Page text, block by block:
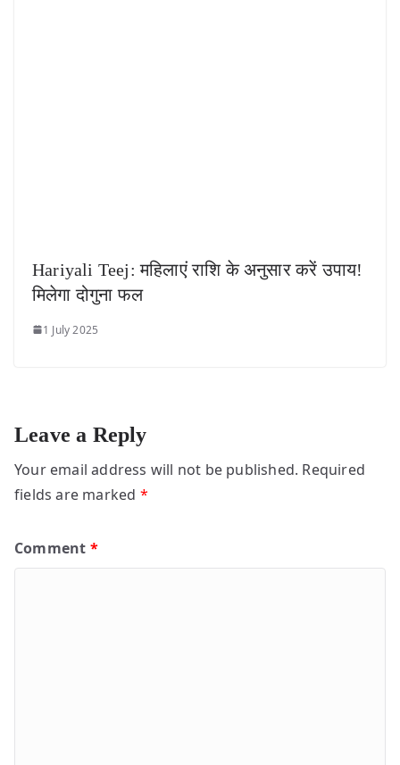
Hariyali Teej: महिलाएं राशि के अनुसार करें उपाय!
मिलेगा दोगुना फल
1 July 2025
Leave a Reply
Your email address will not be published. Required
fields are marked *
Comment *